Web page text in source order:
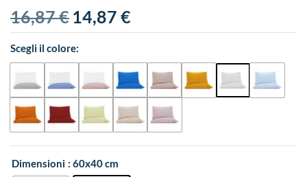
16,87€ 14,87 €
Scegli il colore:
Dimensioni : 60x40 cm